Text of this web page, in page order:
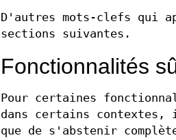
D'autres mots-clefs qui
sections suivantes.
Fonctionnalités
Pour certaines
dans certains contextes,
que de s'abstenir